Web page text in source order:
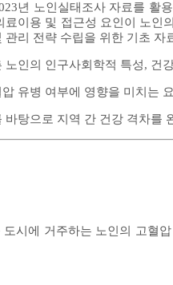
년 노인실태조사 자료를 활
료이용 및 접근성 요인이 노인
관리 전략 수립을 위한 기초
노인의 인구사회학적 특성, 건
유병 여부에 영향을 미치는
바탕으로 지역 간 건강 격차를
시에 거주하는 노인의 고혈